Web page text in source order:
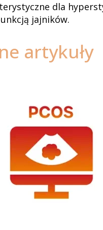
dla
jajników.
artykuły